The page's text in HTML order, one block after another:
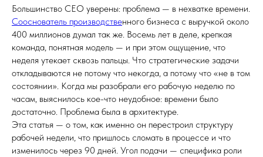
Большинство CEO уверены: проблема — в нехватке времени.
Сооснователь производственного бизнеса с выручкой около
400 миллионов думал так же. Восемь лет в деле, крепкая
команда, понятная модель — и при этом ощущение, что
неделя утекает сквозь пальцы. Что стратегические задачи
откладываются не потому что некогда, а потому что «не в том
состоянии». Когда мы разобрали его рабочую неделю по
часам, выяснилось кое-что неудобное: времени было
достаточно. Проблема была в архитектуре.
Эта статья — о том, как именно он перестроил структуру
рабочей недели, что пришлось сломать в процессе и что
изменилось через 90 дней. Угол подачи — специфика роли